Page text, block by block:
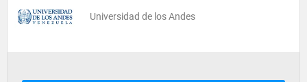
Universidad de los Andes